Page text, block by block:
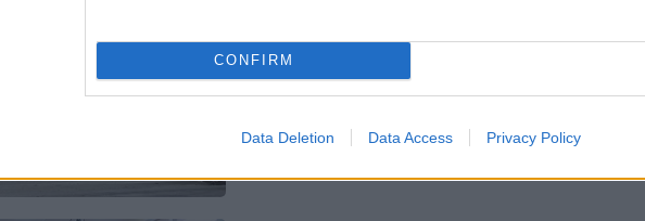
CONFIRM
Data Deletion Data Access Privacy Policy
Σολτς για τη Γερμανία
O ίδιος επεσήμανε πως το πακέτο
κυρώσεων σε βάρος της Ρωσίας θα
είναι άνευ προηγουμένου